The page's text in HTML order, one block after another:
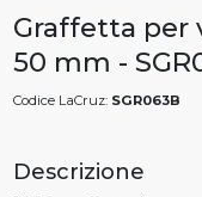
Graffetta per
50 mm -
Codice LaCruz: SGR063B
Descrizione